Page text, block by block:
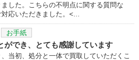
した。こちらの不明点に関する質問な
応いただきました。<…
お手紙
ができ、とても感謝しています
当初、処分と一体で買取していただくこ